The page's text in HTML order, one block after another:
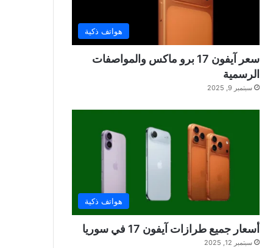
هواتف ذكية
سعر آيفون 17 برو ماكس والمواصفات
الرسمية
سبتمبر 9, 2025
هواتف ذكية
أسعار جميع طرازات آيفون 17 في سوريا
سبتمبر 12, 2025